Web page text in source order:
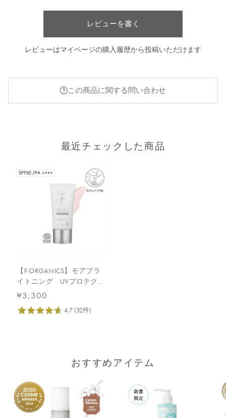
レビューを書く
レビューはマイページの購入履歴から投稿いただけます
この商品に関する問い合わせ
最近チェックした商品
【F ORGANICS】モアブラ
イトニング UVプロテク
ト スキンベース
¥3,300
おすすめアイテム